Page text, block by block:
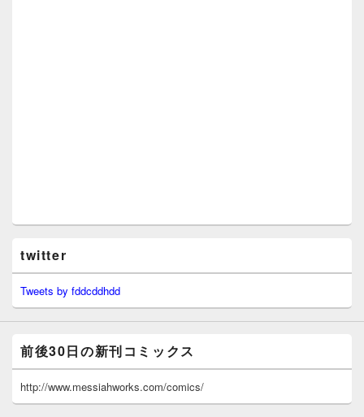
twitter
Tweets by fddcddhdd
前後30日の新刊コミックス
http://www.messiahworks.com/comics/